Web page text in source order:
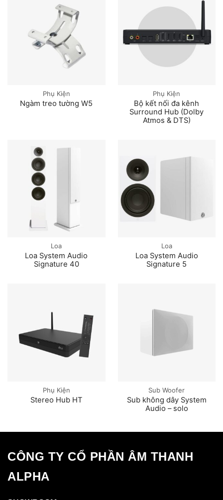
Phụ Kiện
Ngàm treo tường W5
Phụ Kiện
Bộ kết nối đa kênh
Surround Hub (Dolby
Atmos & DTS)
Loa
Loa System Audio
Signature 40
Loa
Loa System Audio
Signature 5
Phụ Kiện
Stereo Hub HT
Sub Woofer
Sub không dây System
Audio – solo
CÔNG TY CỔ PHẦN ÂM THANH
ALPHA